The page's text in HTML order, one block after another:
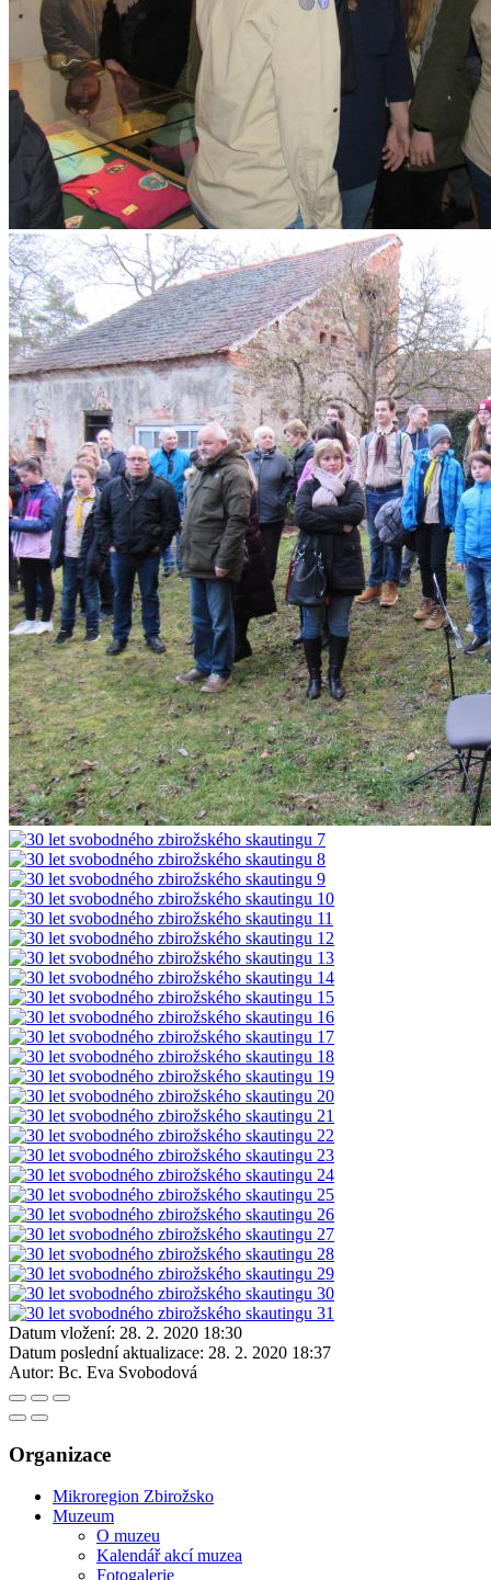
Datum vložení: 28. 2. 2020 18:30
Datum poslední aktualizace: 28. 2. 2020 18:37
Autor: Bc. Eva Svobodová
Organizace
Mikroregion Zbirožsko
Muzeum
O muzeu
Kalendář akcí muzea
Fotogalerie